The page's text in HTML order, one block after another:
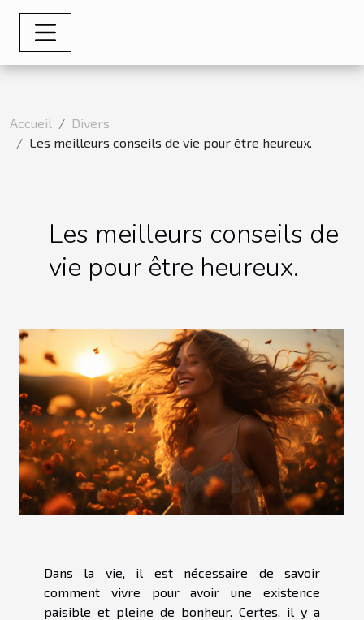
Accueil
Divers
Les meilleurs conseils de vie pour être heureux.
Les meilleurs conseils de
vie pour être heureux.
Dans la vie, il est nécessaire de savoir
comment vivre pour avoir une existence
paisible et pleine de bonheur. Certes, il y a